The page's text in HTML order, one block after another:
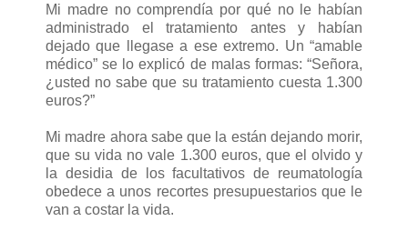
Mi madre no comprendía por qué no le habían
administrado el tratamiento antes y habían
dejado que llegase a ese extremo. Un “amable
médico” se lo explicó de malas formas: “Señora,
¿usted no sabe que su tratamiento cuesta 1.300
euros?”
Mi madre ahora sabe que la están dejando morir,
que su vida no vale 1.300 euros, que el olvido y
la desidia de los facultativos de reumatología
obedece a unos recortes presupuestarios que le
van a costar la vida.